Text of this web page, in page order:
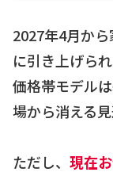
2027年4月か
に引き上げら
価格帯モデル
場から消える見
ただし、 現在